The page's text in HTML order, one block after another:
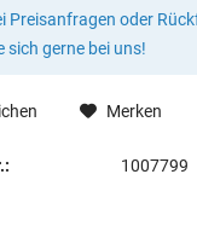
Preisanfragen oder
sich gerne bei uns!
Merken
1007799